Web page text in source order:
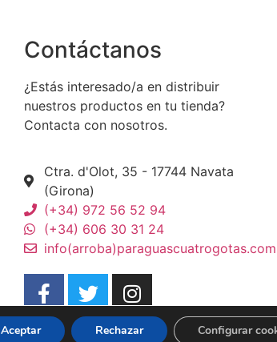
Contáctanos
¿Estás interesado/a en distribuir
nuestros productos en tu tienda?
Contacta con nosotros.
Ctra. d'Olot, 35 - 17744 Navata
(Girona)
(+34) 972 56 52 94
(+34) 606 30 31 24
info(arroba)paraguascuatrogotas.com
Aceptar Rechazar Configurar